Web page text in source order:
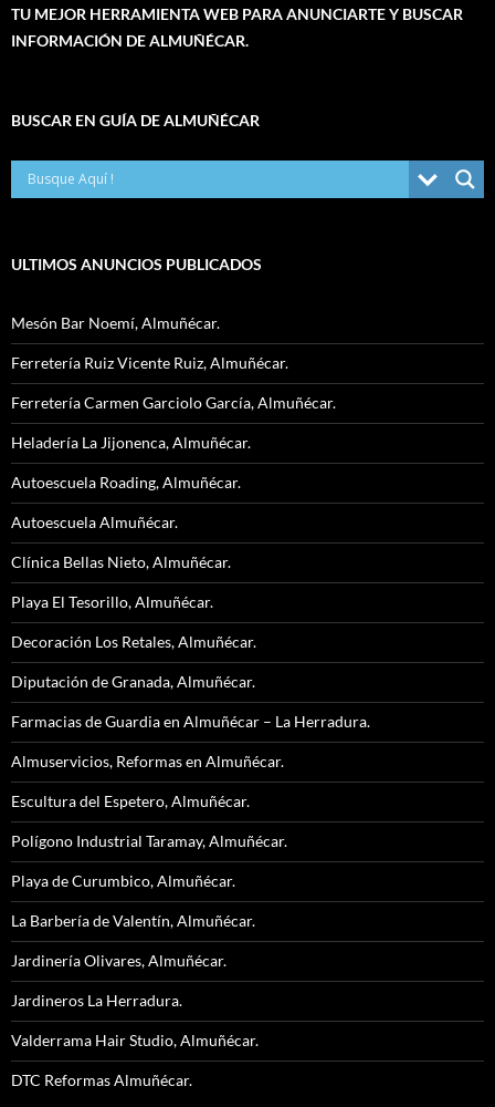
TU MEJOR HERRAMIENTA WEB PARA ANUNCIARTE Y BUSCAR
INFORMACIÓN DE ALMUÑÉCAR.
BUSCAR EN GUÍA DE ALMUÑÉCAR
ULTIMOS ANUNCIOS PUBLICADOS
Mesón Bar Noemí, Almuñécar.
Ferretería Ruiz Vicente Ruiz, Almuñécar.
Ferretería Carmen Garciolo García, Almuñécar.
Heladería La Jijonenca, Almuñécar.
Autoescuela Roading, Almuñécar.
Autoescuela Almuñécar.
Clínica Bellas Nieto, Almuñécar.
Playa El Tesorillo, Almuñécar.
Decoración Los Retales, Almuñécar.
Diputación de Granada, Almuñécar.
Farmacias de Guardia en Almuñécar – La Herradura.
Almuservicios, Reformas en Almuñécar.
Escultura del Espetero, Almuñécar.
Polígono Industrial Taramay, Almuñécar.
Playa de Curumbico, Almuñécar.
La Barbería de Valentín, Almuñécar.
Jardinería Olivares, Almuñécar.
Jardineros La Herradura.
Valderrama Hair Studio, Almuñécar.
DTC Reformas Almuñécar.